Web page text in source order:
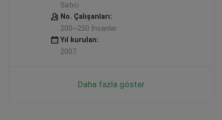
Satıcı
No. Çalışanları:
200~250 İnsanlar
Yıl kurulan:
2007
Daha fazla göster